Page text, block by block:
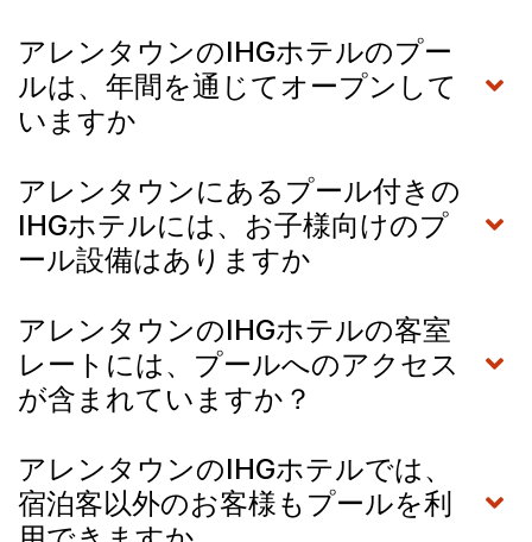
アレンタウンのIHGホテルのプー
ルは、年間を通じてオープンして
いますか
アレンタウンにあるプール付きの
IHGホテルには、お子様向けのプ
ール設備はありますか
アレンタウンのIHGホテルの客室
レートには、プールへのアクセス
が含まれていますか？
アレンタウンのIHGホテルでは、
宿泊客以外のお客様もプールを利